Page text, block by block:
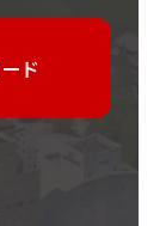
ド